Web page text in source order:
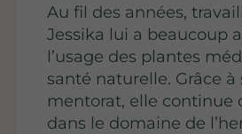
Au fil des années,
Jessika lui a beaucoup
l’usage des plantes
santé naturelle. Grâce à
mentorat, elle continue
dans le domaine de